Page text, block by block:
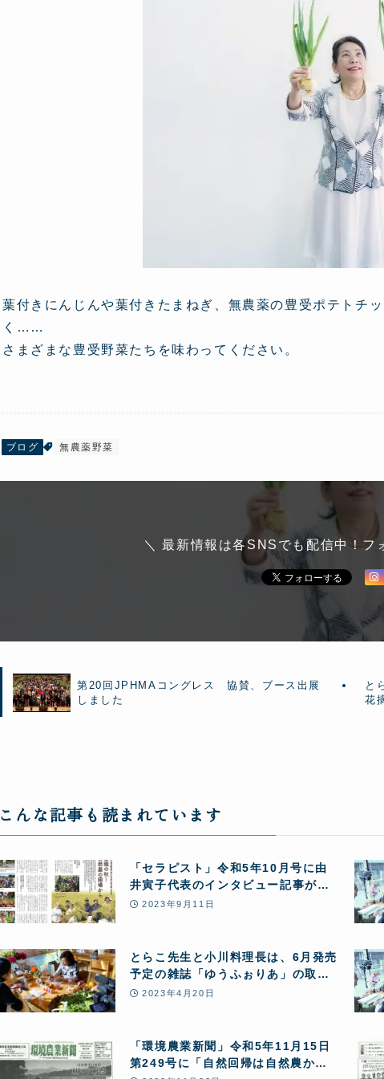
葉付きにんじんや葉付きたまねぎ、無農薬の豊受ポテトチ
く……
さまざまな豊受野菜たちを味わってください。
ブログ 無農薬野菜
＼ 最新情報は各SNSでも配信中！フ
第20回JPHMAコングレス 協賛、ブース出展
しました
と
花
こんな記事も読まれています
「セラピスト」令和5年10月号に由
井寅子代表のインタビュー記事が掲
載されました
2023年9月11日
とらこ先生と小川料理長は、6月発売
予定の雑誌「ゆうふぉりあ」の取材
を受けました
2023年4月20日
「環境農業新聞」令和5年11月15日
第249号に「自然回帰は自然農か